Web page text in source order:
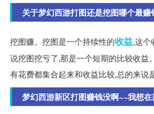
关于梦幻西游打图还是挖图哪个最赚
挖图赚。挖图是一个持续性的收益,这个
说挖图挖亏了,那是一个短期的比较收益
有花费都集合起来和收益比较,总的来说
梦幻西游新区打图赚钱没啊~~我想